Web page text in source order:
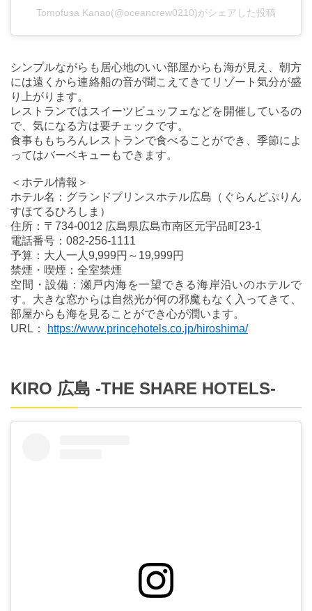
Tomofusa Kanao(@oceancrew0210)がシェアした投稿
シンプルながらも居心地のいい部屋からも海が見え、朝方
には遠くから連絡船の音が聞こえてきてリゾート気分が盛
り上がります。
レストランではスイーツビュッフェなどを開催しているの
で、気になる方は要チェックです。
食事ももちろんレストランで食べることができ、季節によ
ってはバーベキューもできます。
＜ホテル情報＞
ホテル名：グランドプリンスホテル広島（ぐらんどぷりん
すほてるひろしま）
住所：〒734-0012 広島県広島市南区元宇品町23-1
電話番号：082-256-1111
予算：大人一人9,999円～19,999円
禁煙・喫煙：全室禁煙
空間・設備：瀬戸内海を一望できる海岸沿いのホテルで
す。大きな窓からは自然光が何の邪魔もなく入ってきて、
部屋からも海を見ることができ心が潤います。
URL：
https://www.princehotels.co.jp/hiroshima/
KIRO 広島 -THE SHARE HOTELS-